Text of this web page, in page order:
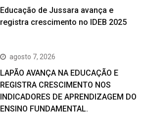
Educação de Jussara avança e
registra crescimento no IDEB 2025
agosto 7, 2026
LAPÃO AVANÇA NA EDUCAÇÃO E
REGISTRA CRESCIMENTO NOS
INDICADORES DE APRENDIZAGEM DO
ENSINO FUNDAMENTAL.